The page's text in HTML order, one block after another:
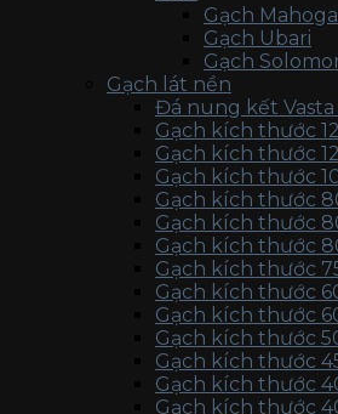
Gạch
Gạch Ubari
Gạch
Gạch lát nền
Đá nung kết Vasta
Gạch kích thước
Gạch kích thước
Gạch kích thước
Gạch kích thước
Gạch kích thước
Gạch kích thước
Gạch kích thước
Gạch kích thước
Gạch kích thước
Gạch kích thước
Gạch kích thước
Gạch kích thước
Gạch kích thước